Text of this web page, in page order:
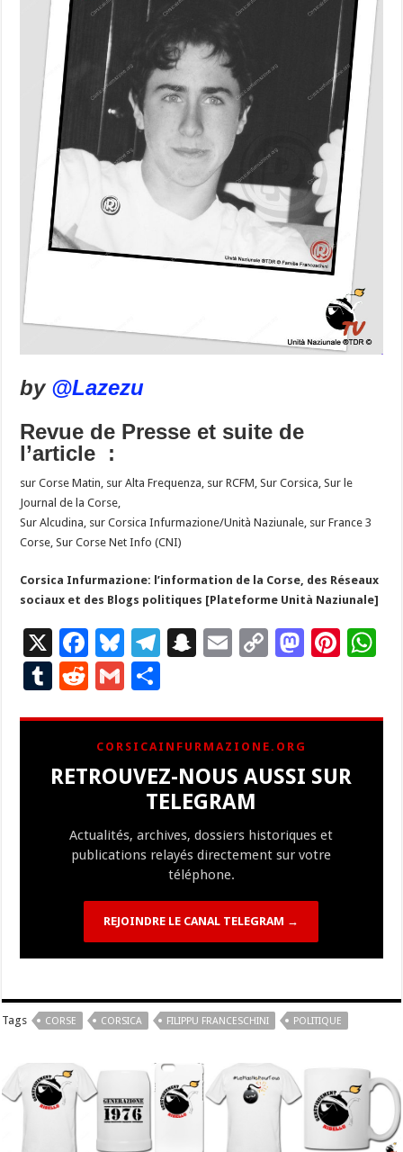
by @Lazezu
Revue de Presse et suite de
l’article :
sur Corse Matin, sur Alta Frequenza, sur RCFM, Sur Corsica, Sur le
Journal de la Corse,
Sur Alcudina, sur Corsica Infurmazione/Unità Naziunale, sur France 3
Corse, Sur Corse Net Info (CNI)
Corsica Infurmazione: l’information de la Corse, des Réseaux
sociaux et des Blogs politiques [Plateforme Unità Naziunale]
X
F
ac
e
b
o
o
Bl
u
es
ky
T
gr
a
m
S
p
c
h
at
E
l
C
y
Li
n
M
d
n
Pi
es
T
bl
r
R
d
di
t
G
ai
l
ta
g
er
CORSICAINFURMAZIONE.ORG
RETROUVEZ-NOUS AUSSI SUR
TELEGRAM
Actualités, archives, dossiers historiques et
publications relayés directement sur votre
téléphone.
REJOINDRE LE CANAL TELEGRAM →
Tags CORSE CORSICA FILIPPU FRANCESCHINI POLITIQUE